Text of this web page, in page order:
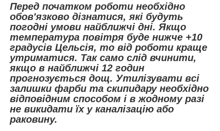
Перед початком роботи необхідно
обов'язково дізнатися, які будуть
погодні умови найближчі дні. Якщо
температура повітря буде нижче +10
градусів Цельсія, то від роботи краще
утриматися. Так само слід вчинити,
якщо в найближчі 12 годин
прогнозується дощ. Утилізувати всі
залишки фарби та скипидару необхідно
відповідним способом і в жодному разі
не викидати їх у каналізацію або
раковину.